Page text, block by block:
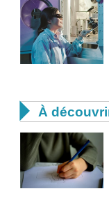
 À